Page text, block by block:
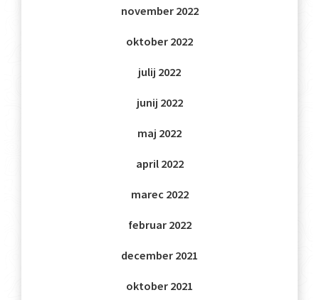
november 2022
oktober 2022
julij 2022
junij 2022
maj 2022
april 2022
marec 2022
februar 2022
december 2021
oktober 2021